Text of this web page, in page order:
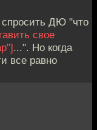
ДЮ "что
свое
...". Но когда
все равно